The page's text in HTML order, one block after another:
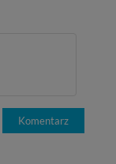
Komentarz